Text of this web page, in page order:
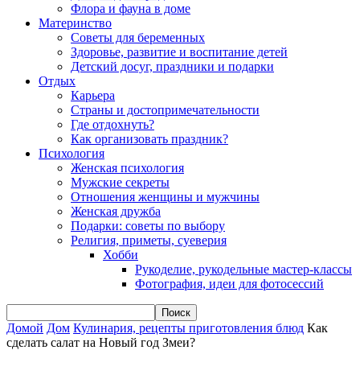
Флора и фауна в доме
Материнство
Советы для беременных
Здоровье, развитие и воспитание детей
Детский досуг, праздники и подарки
Отдых
Карьера
Страны и достопримечательности
Где отдохнуть?
Как организовать праздник?
Психология
Женская психология
Мужские секреты
Отношения женщины и мужчины
Женская дружба
Подарки: советы по выбору
Религия, приметы, суеверия
Хобби
Рукоделие, рукодельные мастер-классы
Фотография, идеи для фотосессий
Домой Дом Кулинария, рецепты приготовления блюд Как
сделать салат на Новый год Змеи?